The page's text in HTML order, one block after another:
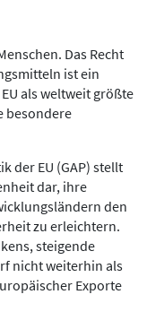
Das Recht
ist ein
als weltweit größte
besondere
der EU (GAP) stellt
dar, ihre
den
zu erleichtern.
steigende
nicht weiterhin als
Exporte